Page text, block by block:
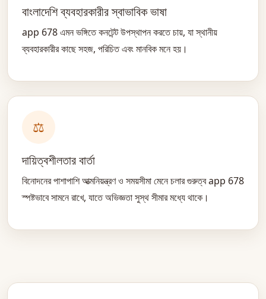
বাংলাদেশি ব্যবহারকারীর স্বাভাবিক ভাষা
app 678 এমন ভঙ্গিতে কনটেন্ট উপস্থাপন করতে চায়, যা স্থানীয়
ব্যবহারকারীর কাছে সহজ, পরিচিত এবং মানবিক মনে হয়।
⚖️
দায়িত্বশীলতার বার্তা
বিনোদনের পাশাপাশি আত্মনিয়ন্ত্রণ ও সময়সীমা মেনে চলার গুরুত্ব app 678
স্পষ্টভাবে সামনে রাখে, যাতে অভিজ্ঞতা সুস্থ সীমার মধ্যে থাকে।